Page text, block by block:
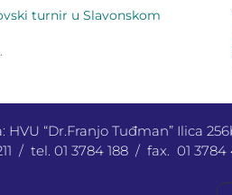
turnir u Slavonskom
HVU “Dr.Franjo Tuđman” Ilica
/ tel. 01 3784 188 / fax. 01 3784